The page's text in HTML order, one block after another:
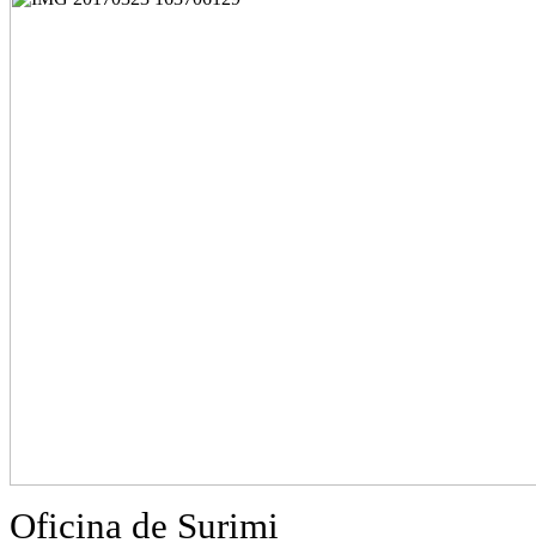
Oficina de Surimi